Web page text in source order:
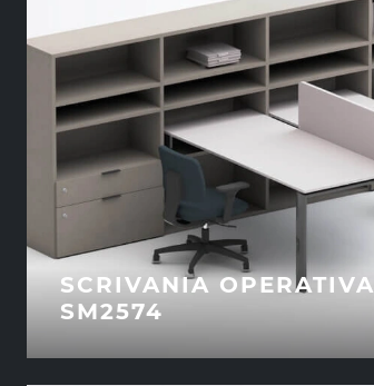
SCRIVANIA OPERATIVA
SM2574